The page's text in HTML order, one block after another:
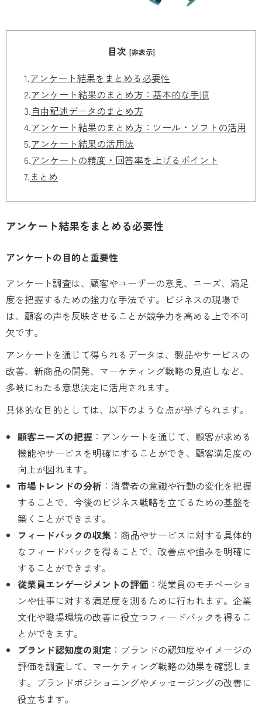
目次 [非表示]
1.アンケート結果をまとめる必要性
2.アンケート結果のまとめ方：基本的な手順
3.自由記述データのまとめ方
4.アンケート結果のまとめ方：ツール・ソフトの活用
5.アンケート結果の活用法
6.アンケートの精度・回答率を上げるポイント
7.まとめ
アンケート結果をまとめる必要性
アンケートの目的と重要性
アンケート調査は、顧客やユーザーの意見、ニーズ、満足
度を把握するための強力な手法です。ビジネスの現場で
は、顧客の声を反映させることが競争力を高める上で不可
欠です。
アンケートを通じて得られるデータは、製品やサービスの
改善、新商品の開発、マーケティング戦略の見直しなど、
多岐にわたる意思決定に活用されます。
具体的な目的としては、以下のような点が挙げられます。
顧客ニーズの把握 ：アンケートを通じて、顧客が求める
機能やサービスを明確にすることができ、顧客満足度の
向上が図れます。
市場トレンドの分析 ：消費者の意識や行動の変化を把握
することで、今後のビジネス戦略を立てるための基盤を
築くことができます。
フィードバックの収集 ：商品やサービスに対する具体的
なフィードバックを得ることで、改善点や強みを明確に
することができます。
従業員エンゲージメントの評価 ：従業員のモチベーショ
ンや仕事に対する満足度を測るために行われます。企業
文化や職場環境の改善に役立つフィードバックを得るこ
とができます。
ブランド認知度の測定 ：ブランドの認知度やイメージの
評価を調査して、マーケティング戦略の効果を確認しま
す。ブランドポジショニングやメッセージングの改善に
役立ちます。